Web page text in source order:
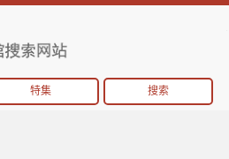
特集 搜索